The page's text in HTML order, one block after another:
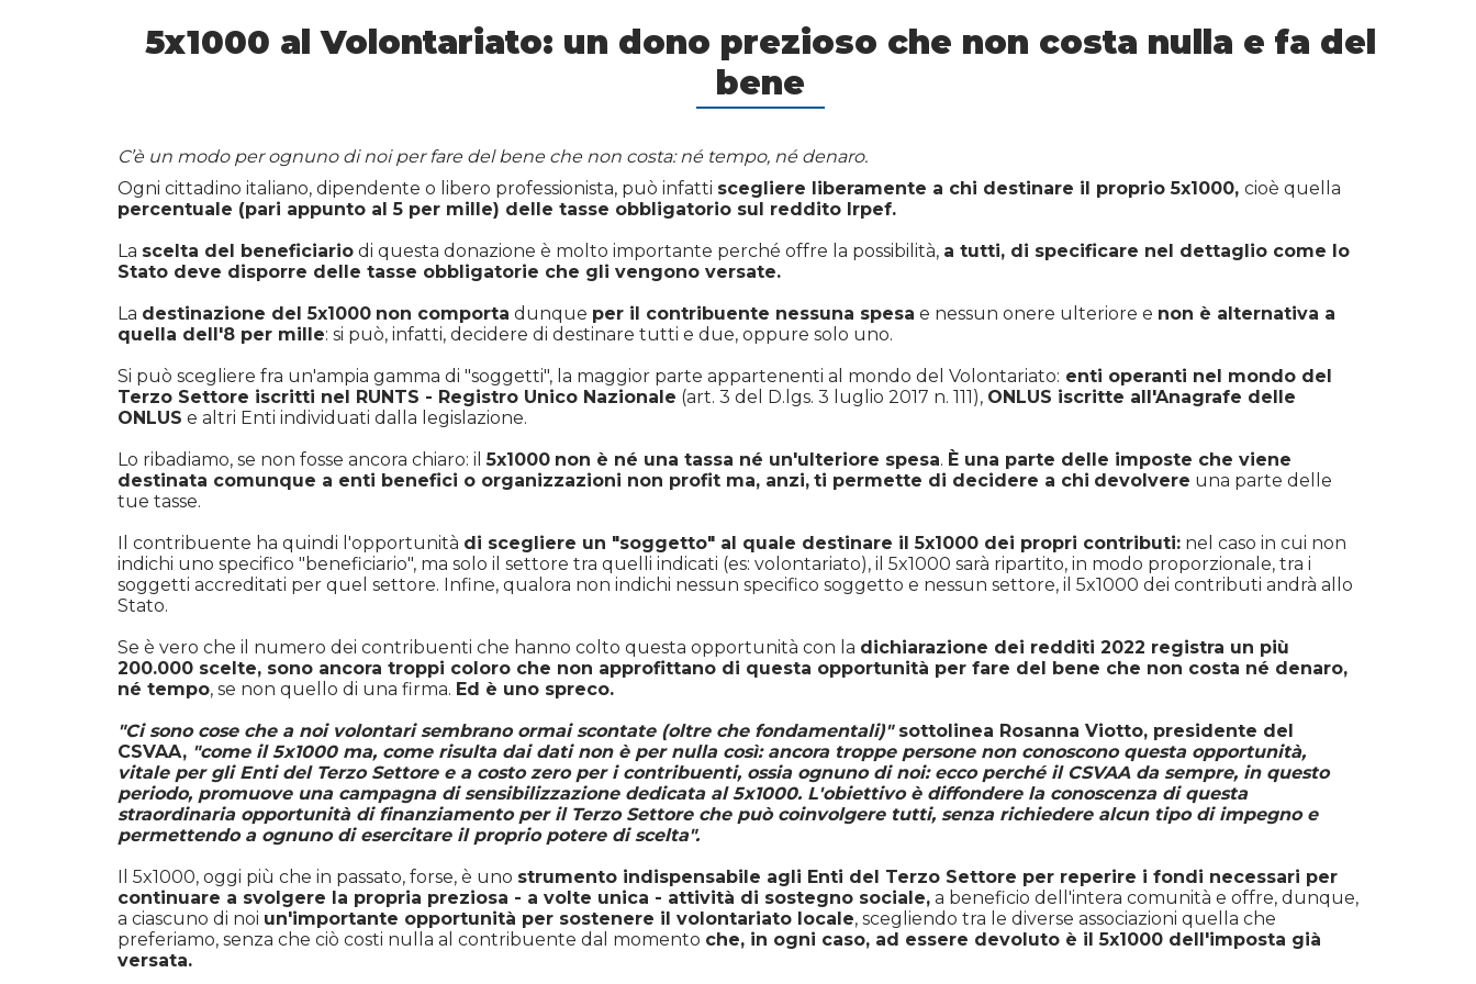
5x1000 al Volontariato: un dono prezioso che non costa nulla e fa del
bene
C’è un modo per ognuno di noi per fare del bene che non costa: né tempo, né denaro.
Ogni cittadino italiano, dipendente o libero professionista, può infatti scegliere liberamente a chi destinare il proprio 5x1000, cioè quella
percentuale (pari appunto al 5 per mille) delle tasse obbligatorio sul reddito Irpef.
La scelta del beneficiario di questa donazione è molto importante perché offre la possibilità, a tutti, di specificare nel dettaglio come lo
Stato deve disporre delle tasse obbligatorie che gli vengono versate.
La destinazione del 5x1000 non comporta dunque per il contribuente nessuna spesa e nessun onere ulteriore e non è alternativa a
quella dell'8 per mille: si può, infatti, decidere di destinare tutti e due, oppure solo uno.
Si può scegliere fra un'ampia gamma di "soggetti", la maggior parte appartenenti al mondo del Volontariato: enti operanti nel mondo del
Terzo Settore iscritti nel RUNTS - Registro Unico Nazionale (art. 3 del D.lgs. 3 luglio 2017 n. 111), ONLUS iscritte all'Anagrafe delle
ONLUS e altri Enti individuati dalla legislazione.
Lo ribadiamo, se non fosse ancora chiaro: il5x1000 non è né una tassa né un'ulteriore spesa. È una parte delle imposte che viene
destinata comunque a enti benefici o organizzazioni non profit ma, anzi, ti permette di decidere a chi devolvere una parte delle
tue tasse.
Il contribuente ha quindi l'opportunità di scegliere un "soggetto" al quale destinare il 5x1000 dei propri contributi: nel caso in cui non
indichi uno specifico "beneficiario", ma solo il settore tra quelli indicati (es: volontariato), il 5x1000 sarà ripartito, in modo proporzionale, tra i
soggetti accreditati per quel settore. Infine, qualora non indichi nessun specifico soggetto e nessun settore, il 5x1000 dei contributi andrà allo
Stato.
Se è vero che il numero dei contribuenti che hanno colto questa opportunità con la dichiarazione dei redditi 2022 registra un più
200.000 scelte, sono ancora troppi coloro che non approfittano di questa opportunità per fare del bene che non costa né denaro,
né tempo, se non quello di una firma. Ed è uno spreco.
"Ci sono cose che a noi volontari sembrano ormai scontate (oltre che fondamentali)" sottolinea Rosanna Viotto, presidente del
CSVAA, "come il 5x1000 ma, come risulta dai dati non è per nulla così: ancora troppe persone non conoscono questa opportunità,
vitale per gli Enti del Terzo Settore e a costo zero per i contribuenti, ossia ognuno di noi: ecco perché il CSVAA da sempre, in questo
periodo, promuove una campagna di sensibilizzazione dedicata al 5x1000. L'obiettivo è diffondere la conoscenza di questa
straordinaria opportunità di finanziamento per il Terzo Settore che può coinvolgere tutti, senza richiedere alcun tipo di impegno e
permettendo a ognuno di esercitare il proprio potere di scelta".
Il 5x1000, oggi più che in passato, forse, è uno strumento indispensabile agli Enti del Terzo Settore per reperire i fondi necessari per
continuare a svolgere la propria preziosa - a volte unica - attività di sostegno sociale, a beneficio dell'intera comunità e offre, dunque,
a ciascuno di noi un'importante opportunità per sostenere il volontariato locale, scegliendo tra le diverse associazioni quella che
preferiamo, senza che ciò costi nulla al contribuente dal momento che, in ogni caso, ad essere devoluto è il 5x1000 dell'imposta già
versata.